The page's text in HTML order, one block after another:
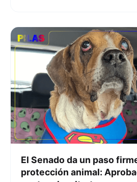
El Senado da un paso
protección animal: